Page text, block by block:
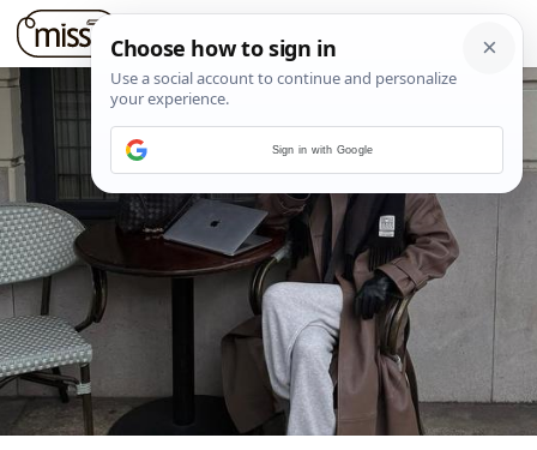
Sign in with Google